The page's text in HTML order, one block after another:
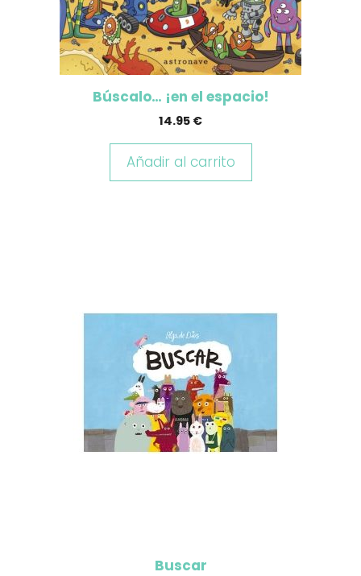
Búscalo… ¡en el espacio!
14.95 €
Añadir al carrito
Buscar